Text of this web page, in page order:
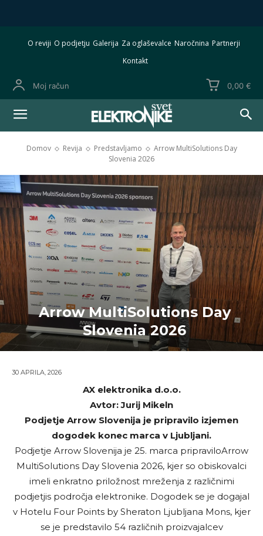
O reviji O podjetju Galerija Za oglaševalce Naročnina Partnerji
Kontakt
Moj račun 0,00 €
Domov Revija Predstavljamo
Arrow MultiSolutions Day
Slovenia 2026
Arrow MultiSolutions Day
Slovenia 2026
30 APRILA, 2026
AX elektronika d.o.o.
Avtor: Jurij Mikeln
Podjetje Arrow Slovenija je pripravilo izjemen
dogodek konec marca v Ljubljani.
Podjetje Arrow Slovenija je 25. marca pripraviloArrow
MultiSolutions Day Slovenia 2026, kjer so obiskovalci
imeli enkratno priložnost mreženja z različnimi
podjetjis področja elektronike. Dogodek se je dogajal
v Hotelu Four Points by Sheraton Ljubljana Mons, kjer
se je predstavilo 54 različnih proizvajalcev